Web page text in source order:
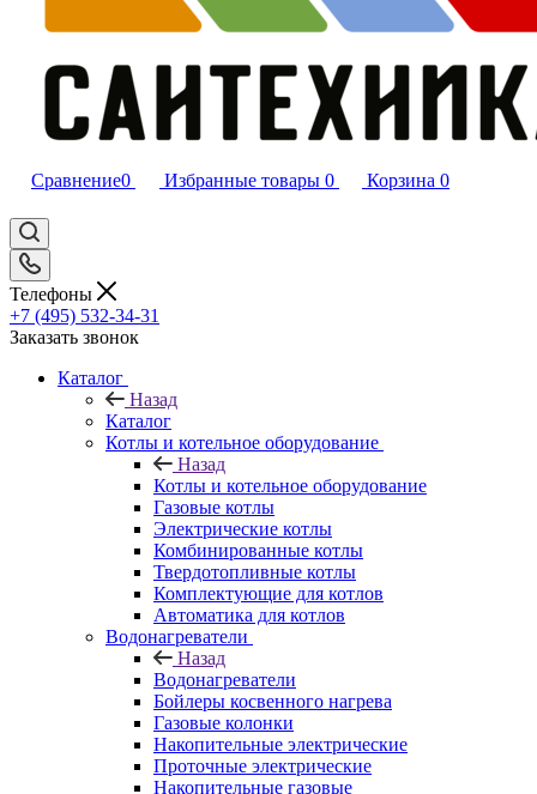
Сравнение0 Избранные товары 0 Корзина 0
Телефоны
+7 (495) 532‑34‑31
Заказать звонок
Каталог
Назад
Каталог
Котлы и котельное оборудование
Назад
Котлы и котельное оборудование
Газовые котлы
Электрические котлы
Комбинированные котлы
Твердотопливные котлы
Комплектующие для котлов
Автоматика для котлов
Водонагреватели
Назад
Водонагреватели
Бойлеры косвенного нагрева
Газовые колонки
Накопительные электрические
Проточные электрические
Накопительные газовые